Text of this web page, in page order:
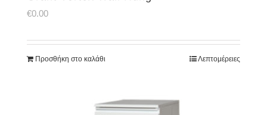
€0.00
Προσθήκη στο καλάθι Λεπτομέρειες